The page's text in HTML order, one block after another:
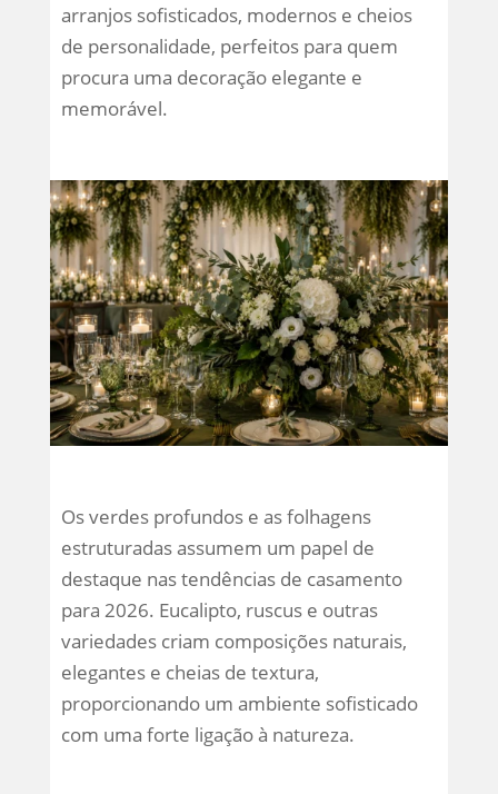
arranjos sofisticados, modernos e cheios
de personalidade, perfeitos para quem
procura uma decoração elegante e
memorável.
Os verdes profundos e as folhagens
estruturadas assumem um papel de
destaque nas tendências de casamento
para 2026. Eucalipto, ruscus e outras
variedades criam composições naturais,
elegantes e cheias de textura,
proporcionando um ambiente sofisticado
com uma forte ligação à natureza.